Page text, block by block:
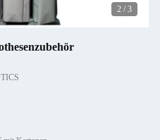
2 / 3